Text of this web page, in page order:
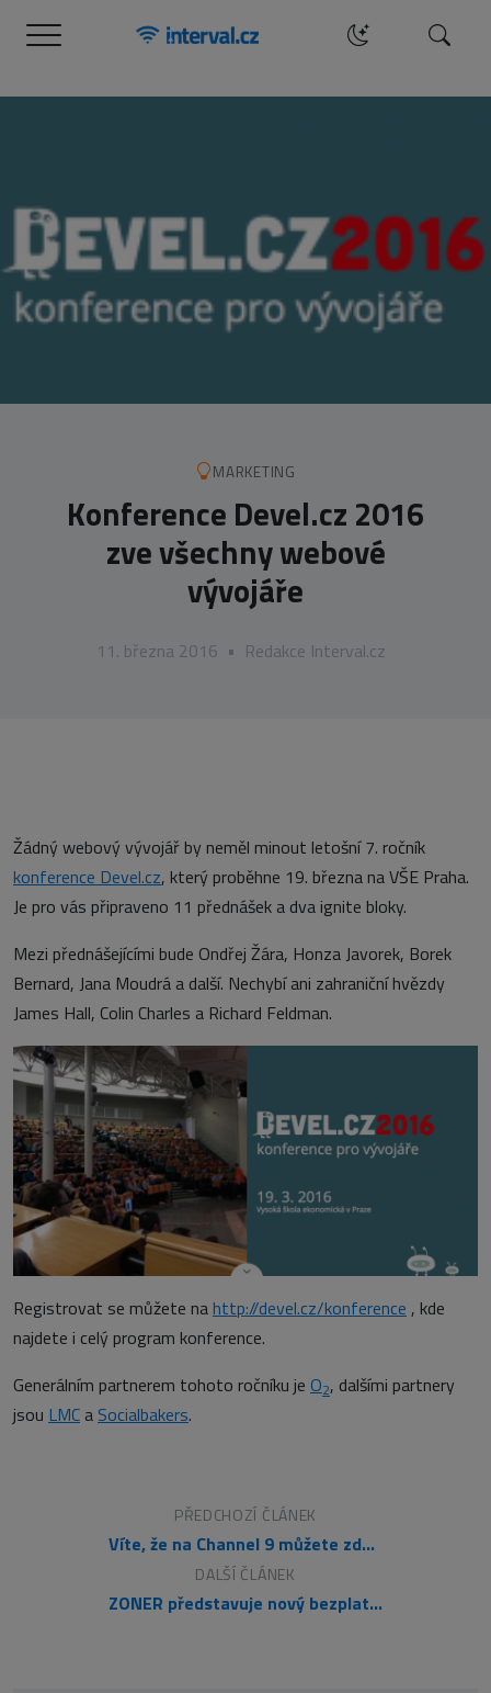
Menu Hledat
MARKETING
Konference Devel.cz 2016
zve všechny webové
vývojáře
11. března 2016 • Redakce Interval.cz
Žádný webový vývojář by neměl minout letošní 7. ročník
konference Devel.cz, který proběhne 19. března na VŠE Praha.
Je pro vás připraveno 11 přednášek a dva ignite bloky.
Mezi přednášejícími bude Ondřej Žára, Honza Javorek, Borek
Bernard, Jana Moudrá a další. Nechybí ani zahraniční hvězdy
James Hall, Colin Charles a Richard Feldman.
Registrovat se můžete nahttp://devel.cz/konference , kde
najdete i celý program konference.
Generálním partnerem tohoto ročníku je O2, dalšími partnery
jsou LMC a Socialbakers.
PŘEDCHOZÍ ČLÁNEK
Víte, že na Channel 9 můžete zdarma sledovat IT výuková videa?
DALŠÍ ČLÁNEK
ZONER představuje nový bezplatný SSL certifikát od Symantecu